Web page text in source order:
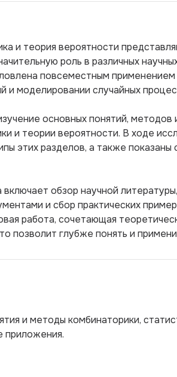
и теория вероятности
роль в различных
повсеместным применением
и моделировании случайных
основных понятий, методов
и теории вероятности. В ходе
этих разделов, а также показаны
обзор научной
и сбор практических
работа, сочетающая
позволит глубже понять и
и методы комбинаторики,
приложения.